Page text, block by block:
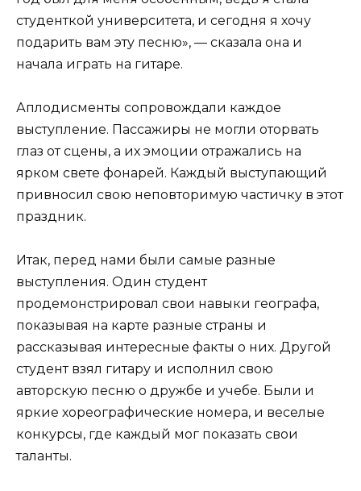
студенткой университета, и сегодня я хочу
подарить вам эту песню», — сказала она и
начала играть на гитаре.
Аплодисменты сопровождали каждое
выступление. Пассажиры не могли оторвать
глаз от сцены, а их эмоции отражались на
ярком свете фонарей. Каждый выступающий
привносил свою неповторимую частичку в этот
праздник.
Итак, перед нами были самые разные
выступления. Один студент
продемонстрировал свои навыки географа,
показывая на карте разные страны и
рассказывая интересные факты о них. Другой
студент взял гитару и исполнил свою
авторскую песню о дружбе и учебе. Были и
яркие хореографические номера, и веселые
конкурсы, где каждый мог показать свои
таланты.